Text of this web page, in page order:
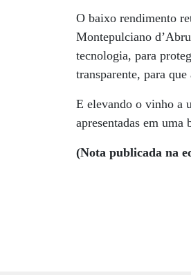
O baixo rendimento
Montepulciano
tecnologia, para
transparente, para
E elevando o vinho a
apresentadas em
(Nota publicada na